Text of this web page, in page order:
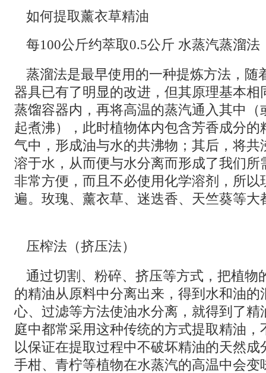
如何提取薰衣草精油
每100公斤约萃取0.5公斤 水蒸汽蒸
蒸溜法是最早使用的一种提炼方法，随
器具已有了明显的改进，但其原理基本相
蒸馏容器内，再将高温的蒸汽通入其中（
起煮沸），此时植物体内包含芳香成分的
气中，形成油与水的共沸物；其后，将共
溶于水，从而便与水分离而形成了我们所
非常方便，而且不必使用化学溶剂，所以
遍。玫瑰、薰衣草、迷迭香、天竺葵等
压榨法（挤压法）
通过切割、粉碎、挤压等方式，把植物
的精油从原料中分离出来，得到水和油的
心、过滤等方法使油水分离，就得到了精
庭中都常采用这种传统的方式提取精油，
以保证在提取过程中不破坏精油的天然成
手柑、青柠等植物在水蒸汽的高温中会变